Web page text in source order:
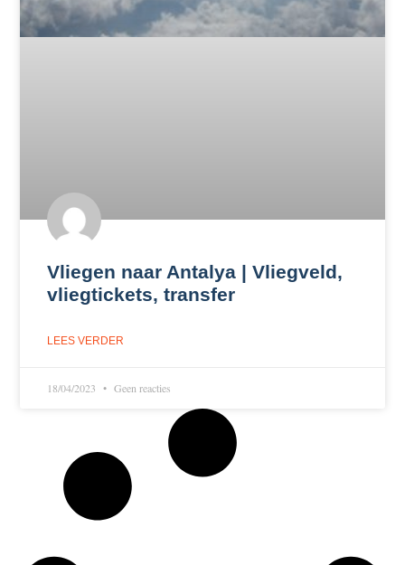
Vliegen naar Antalya | Vliegveld,
vliegtickets, transfer
LEES VERDER
18/04/2023 Geen reacties